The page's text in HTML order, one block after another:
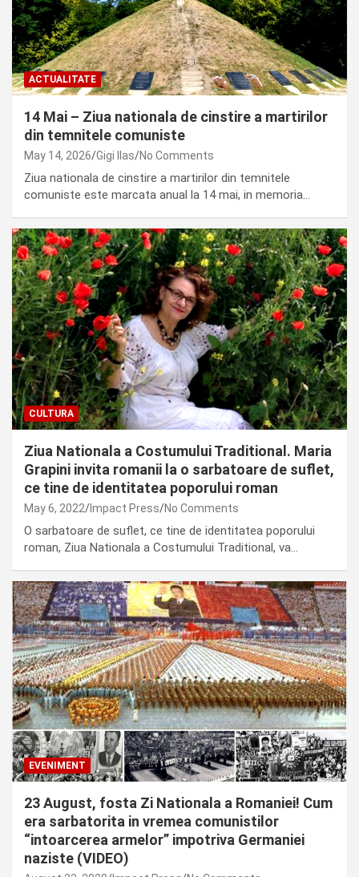
ACTUALITATE
14 Mai – Ziua nationala de cinstire a martirilor
din temnitele comuniste
May 14, 2026 Gigi Ilas No Comments
Ziua nationala de cinstire a martirilor din temnitele
comuniste este marcata anual la 14 mai, in memoria…
CULTURA
Ziua Nationala a Costumului Traditional. Maria
Grapini invita romanii la o sarbatoare de suflet,
ce tine de identitatea poporului roman
May 6, 2022 Impact Press No Comments
O sarbatoare de suflet, ce tine de identitatea poporului
roman, Ziua Nationala a Costumului Traditional, va…
EVENIMENT
23 August, fosta Zi Nationala a Romaniei! Cum
era sarbatorita in vremea comunistilor
“intoarcerea armelor” impotriva Germaniei
naziste (VIDEO)